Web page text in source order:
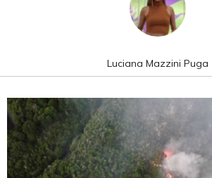
Luciana Mazzini Puga